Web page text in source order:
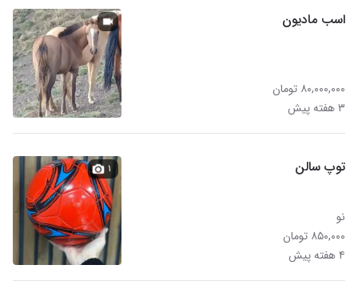
اسب مادیون
۸۰,۰۰۰,۰۰۰ تومان
۳ هفته پیش
توپ سالن
نو
۸۵۰,۰۰۰ تومان
۴ هفته پیش
۱